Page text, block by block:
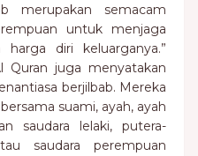
merupakan semacam
untuk menjaga
diri keluarganya.”
Quran juga menyatakan
berjilbab. Mereka
suami, ayah, ayah
saudara lelaki, putera-
saudara perempuan